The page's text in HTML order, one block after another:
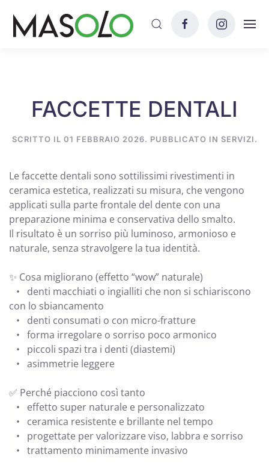
Skip to main content
FACCETTE DENTALI
SCRITTO IL 01 FEBBRAIO 2026. PUBBLICATO IN SERVIZI.
Le faccette dentali sono sottilissimi rivestimenti in
ceramica estetica, realizzati su misura, che vengono
applicati sulla parte frontale del dente con una
preparazione minima e conservativa dello smalto.
Il risultato è un sorriso più luminoso, armonioso e
naturale, senza stravolgere la tua identità.
✨ Cosa migliorano (effetto “wow” naturale)
• denti macchiati o ingialliti che non si schiariscono
con lo sbiancamento
• denti consumati o con micro-fratture
• forma irregolare o sorriso poco armonico
• piccoli spazi tra i denti (diastemi)
• asimmetrie leggere
✅ Perché piacciono così tanto
• effetto super naturale e personalizzato
• ceramica resistente e brillante nel tempo
• progettate per valorizzare viso, labbra e sorriso
• trattamento minimamente invasivo